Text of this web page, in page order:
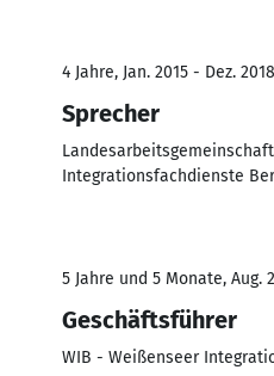
4 Jahre, Jan. 2015 - Dez. 2018
Sprecher
Integrationsfachdienste
5 Jahre und 5 Monate, Aug.
Geschäftsführer
WIB - Weißenseer